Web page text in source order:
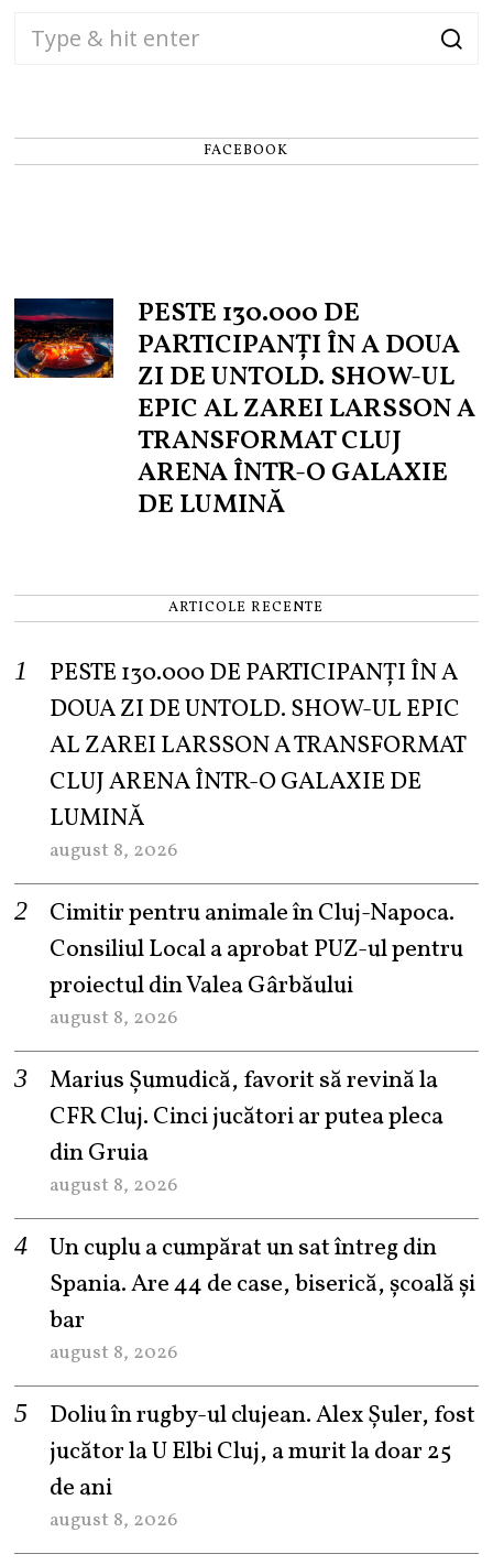
FACEBOOK
PESTE 130.000 DE
PARTICIPANȚI ÎN A DOUA
ZI DE UNTOLD. SHOW-UL
EPIC AL ZAREI LARSSON A
TRANSFORMAT CLUJ
ARENA ÎNTR-O GALAXIE
DE LUMINĂ
ARTICOLE RECENTE
PESTE 130.000 DE PARTICIPANȚI ÎN A
DOUA ZI DE UNTOLD. SHOW-UL EPIC
AL ZAREI LARSSON A TRANSFORMAT
CLUJ ARENA ÎNTR-O GALAXIE DE
LUMINĂ
august 8, 2026
Cimitir pentru animale în Cluj-Napoca.
Consiliul Local a aprobat PUZ-ul pentru
proiectul din Valea Gârbăului
august 8, 2026
Marius Șumudică, favorit să revină la
CFR Cluj. Cinci jucători ar putea pleca
din Gruia
august 8, 2026
Un cuplu a cumpărat un sat întreg din
Spania. Are 44 de case, biserică, școală și
bar
august 8, 2026
Doliu în rugby-ul clujean. Alex Șuler, fost
jucător la U Elbi Cluj, a murit la doar 25
de ani
august 8, 2026